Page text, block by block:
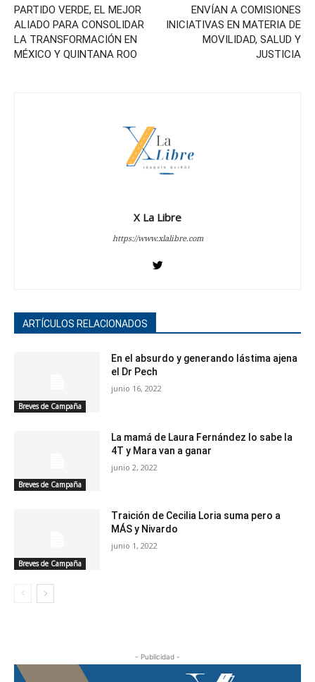
PARTIDO VERDE, EL MEJOR
ALIADO PARA CONSOLIDAR
LA TRANSFORMACIÓN EN
MÉXICO Y QUINTANA ROO
ENVÍAN A COMISIONES
INICIATIVAS EN MATERIA DE
MOVILIDAD, SALUD Y
JUSTICIA
X La Libre
https://www.xlalibre.com
ARTÍCULOS RELACIONADOS
Breves de Campaña
En el absurdo y generando lástima ajena
el Dr Pech
junio 16, 2022
Breves de Campaña
La mamá de Laura Fernández lo sabe la
4T y Mara van a ganar
junio 2, 2022
Breves de Campaña
Traición de Cecilia Loria suma pero a
MÁS y Nivardo
junio 1, 2022
- Publicidad -